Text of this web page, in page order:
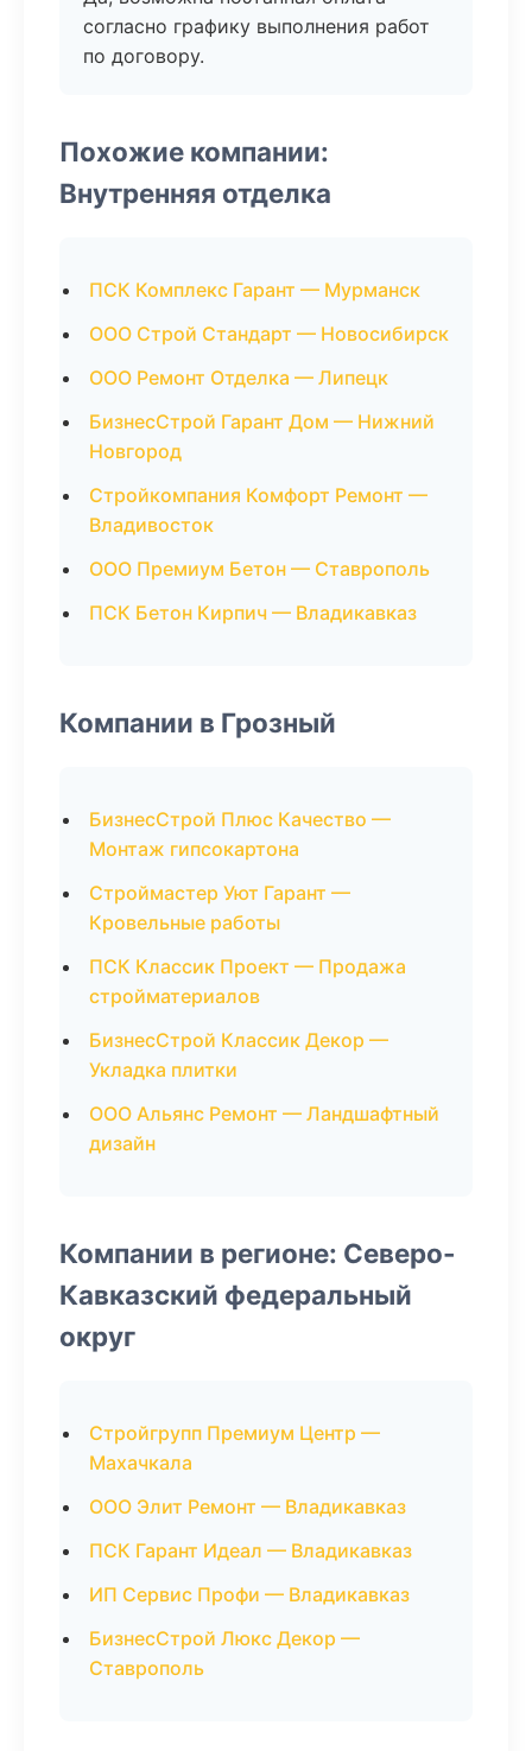
согласно графику выполнения работ
по договору.
Похожие компании:
Внутренняя отделка
ПСК Комплекс Гарант — Мурманск
ООО Строй Стандарт — Новосибирск
ООО Ремонт Отделка — Липецк
БизнесСтрой Гарант Дом — Нижний
Новгород
Стройкомпания Комфорт Ремонт —
Владивосток
ООО Премиум Бетон — Ставрополь
ПСК Бетон Кирпич — Владикавказ
Компании в Грозный
БизнесСтрой Плюс Качество —
Монтаж гипсокартона
Строймастер Уют Гарант —
Кровельные работы
ПСК Классик Проект — Продажа
стройматериалов
БизнесСтрой Классик Декор —
Укладка плитки
ООО Альянс Ремонт — Ландшафтный
дизайн
Компании в регионе: Северо-
Кавказский федеральный
округ
Стройгрупп Премиум Центр —
Махачкала
ООО Элит Ремонт — Владикавказ
ПСК Гарант Идеал — Владикавказ
ИП Сервис Профи — Владикавказ
БизнесСтрой Люкс Декор —
Ставрополь